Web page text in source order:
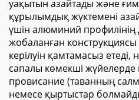
уақытын азайтады және
құрылымдық жүктемені
үшін алюминий профилінің
жобаланған
керілуін қамтамасыз етеді,
сапалы көмекші
провисание (таванның
немесе қыртыстар